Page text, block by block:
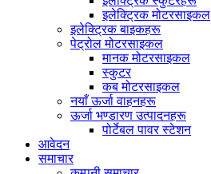
इलेक्ट्रिक मोटरसाइकल
इलेक्ट्रिक बाइकहरू
पेट्रोल मोटरसाइकल
मानक मोटरसाइकल
स्कुटर
कब मोटरसाइकल
नयाँ ऊर्जा वाहनहरू
ऊर्जा भण्डारण उत्पादनहरू
पोर्टेबल पावर स्टेशन
आवेदन
समाचार